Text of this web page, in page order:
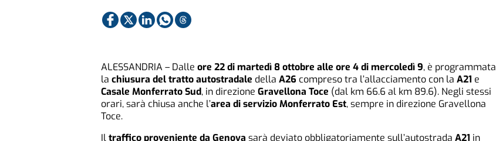
ALESSANDRIA – Dalle ore 22 di martedì 8 ottobre alle ore 4 di mercoledì 9, è programmata
la chiusura del tratto autostradale della A26 compreso tra l’allacciamento con la A21 e
Casale Monferrato Sud, in direzione Gravellona Toce (dal km 66.6 al km 89.6). Negli stessi
orari, sarà chiusa anche l’area di servizio Monferrato Est, sempre in direzione Gravellona
Toce.
Iltraffico proveniente da Genova sarà deviato obbligatoriamente sull’autostrada A21 in